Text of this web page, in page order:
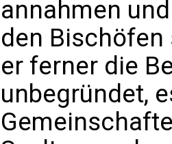
annahmen
den Bischöfen
er ferner die
unbegründet,